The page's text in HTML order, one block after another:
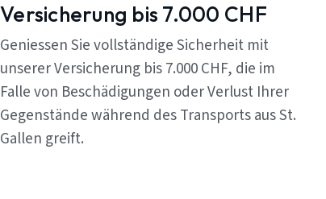
Versicherung bis 7.000 CHF
Geniessen Sie vollständige Sicherheit mit
unserer Versicherung bis 7.000 CHF, die im
Falle von Beschädigungen oder Verlust Ihrer
Gegenstände während des Transports aus St.
Gallen greift.